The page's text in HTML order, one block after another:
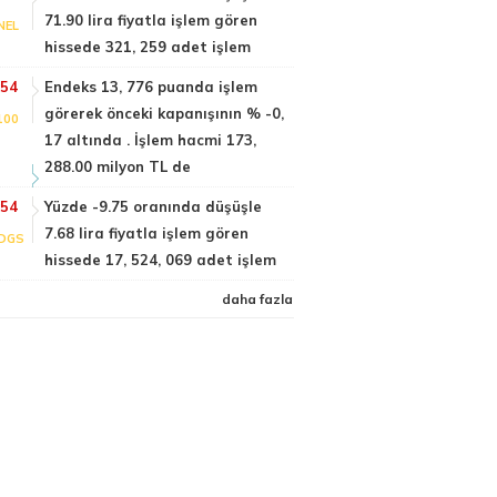
71.90 lira fiyatla işlem gören
hissede 321, 259 adet işlem
Endeks 13, 776 puanda işlem
görerek önceki kapanışının % -0,
17 altında . İşlem hacmi 173,
288.00 milyon TL de
Yüzde -9.75 oranında düşüşle
7.68 lira fiyatla işlem gören
hissede 17, 524, 069 adet işlem
daha fazla